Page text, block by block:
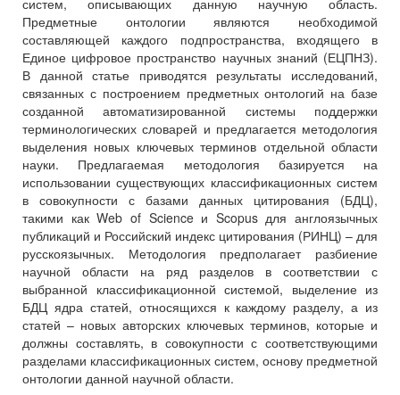
систем, описывающих данную научную область.
Предметные онтологии являются необходимой
составляющей каждого подпространства, входящего в
Единое цифровое пространство научных знаний (ЕЦПНЗ).
В данной статье приводятся результаты исследований,
связанных с построением предметных онтологий на базе
созданной автоматизированной системы поддержки
терминологических словарей и предлагается методология
выделения новых ключевых терминов отдельной области
науки. Предлагаемая методология базируется на
использовании существующих классификационных систем
в совокупности с базами данных цитирования (БДЦ),
такими как Web of Science и Scopus для англоязычных
публикаций и Российский индекс цитирования (РИНЦ) – для
русскоязычных. Методология предполагает разбиение
научной области на ряд разделов в соответствии с
выбранной классификационной системой, выделение из
БДЦ ядра статей, относящихся к каждому разделу, а из
статей – новых авторских ключевых терминов, которые и
должны составлять, в совокупности с соответствующими
разделами классификационных систем, основу предметной
онтологии данной научной области.